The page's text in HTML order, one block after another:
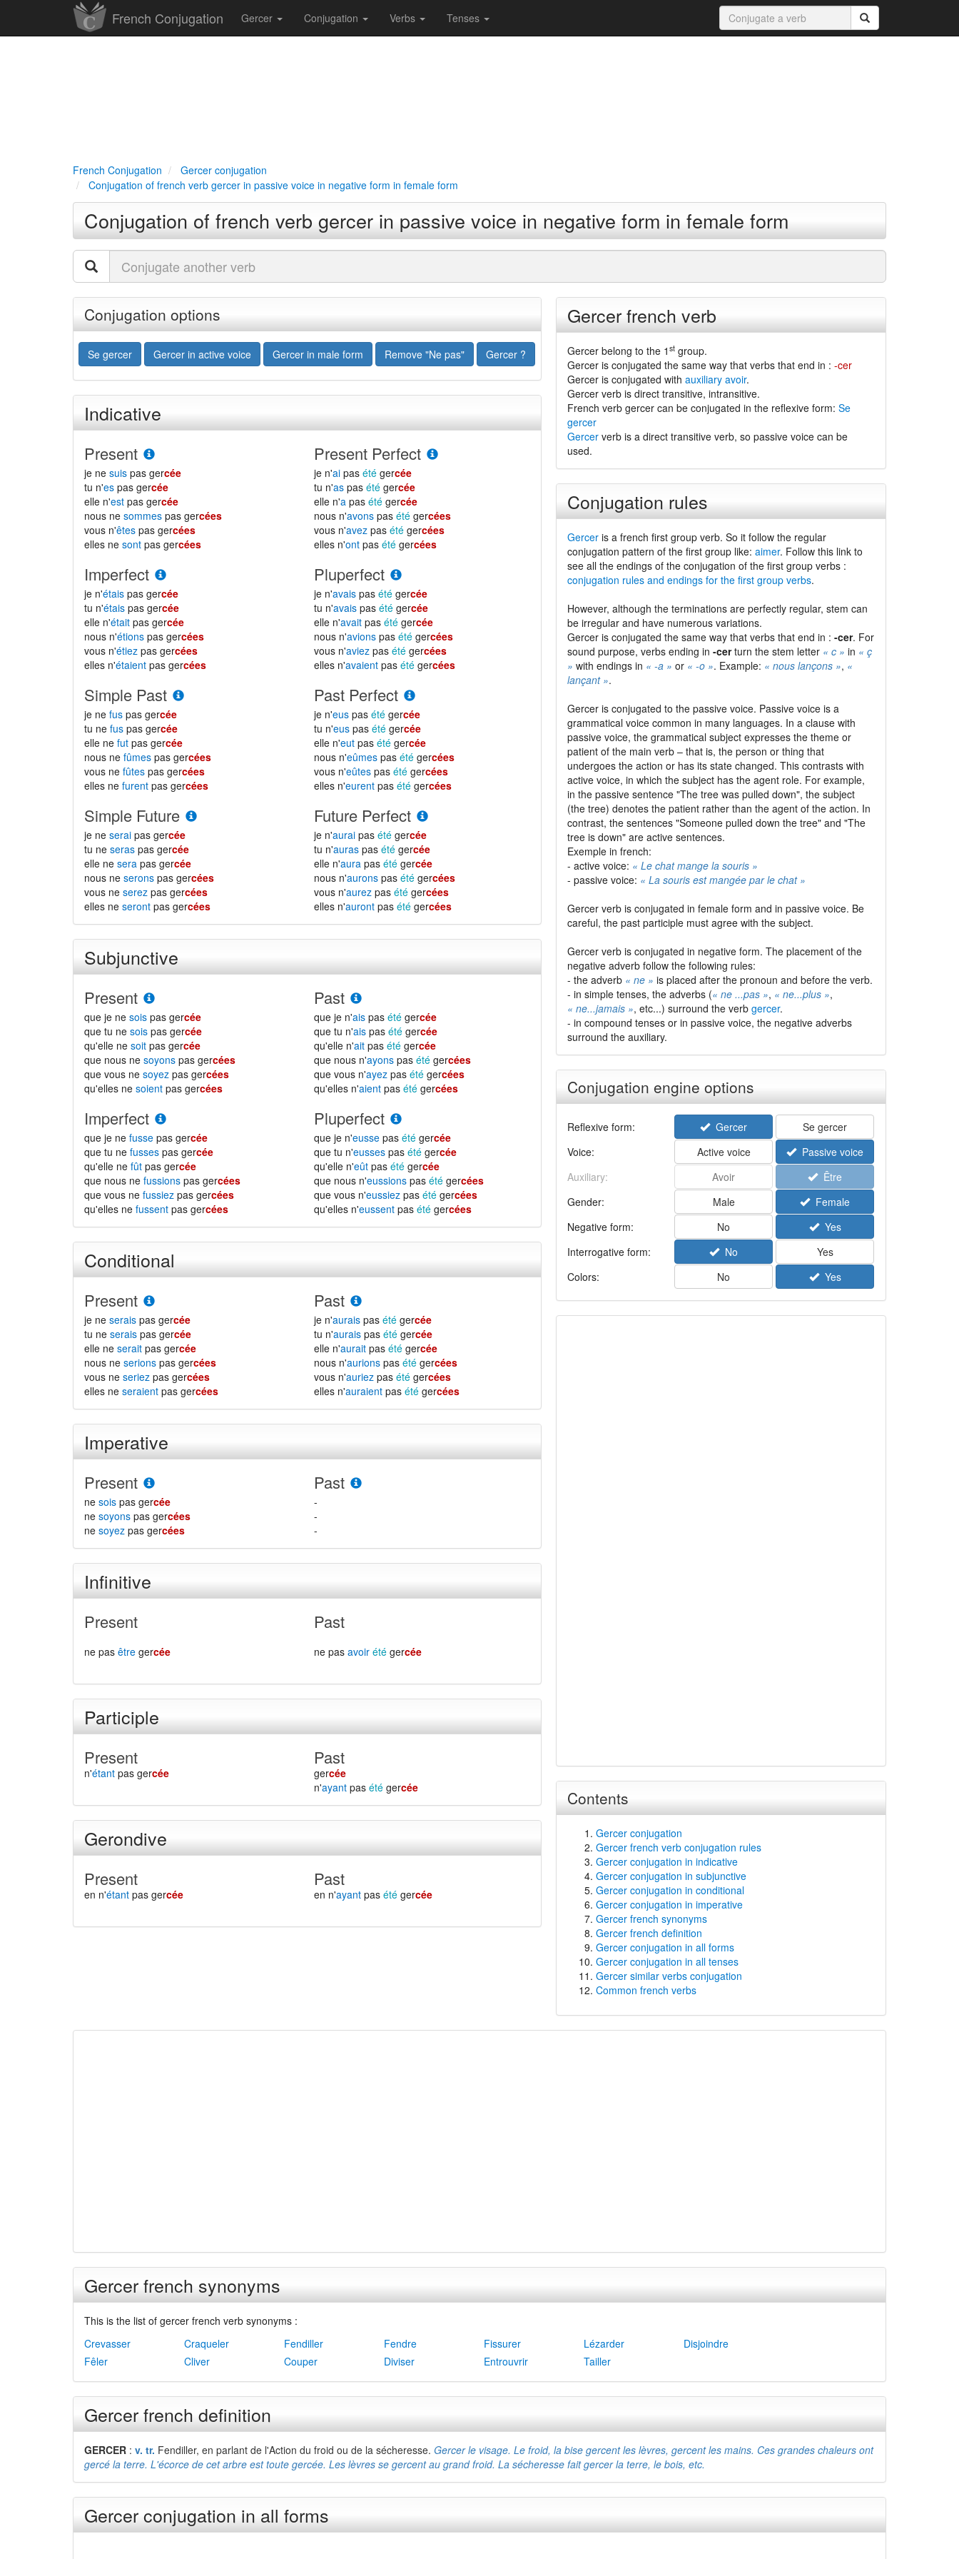
French Conjugation Gercer Conjugation Verbs Tenses
French Conjugation
Gercer conjugation
Conjugation of french verb gercer in passive voice in negative form in female form
Conjugation of french verb gercer in passive voice in negative form in female form
Conjugation options
Se gercer Gercer in active voice Gercer in male form Remove "Ne pas" Gercer ?
Indicative
Present
je ne suis pas gercée
tu n'es pas gercée
elle n'est pas gercée
nous ne sommes pas gercées
vous n'êtes pas gercées
elles ne sont pas gercées
Present Perfect
je n'ai pas été gercée
tu n'as pas été gercée
elle n'a pas été gercée
nous n'avons pas été gercées
vous n'avez pas été gercées
elles n'ont pas été gercées
Imperfect
je n'étais pas gercée
tu n'étais pas gercée
elle n'était pas gercée
nous n'étions pas gercées
vous n'étiez pas gercées
elles n'étaient pas gercées
Pluperfect
je n'avais pas été gercée
tu n'avais pas été gercée
elle n'avait pas été gercée
nous n'avions pas été gercées
vous n'aviez pas été gercées
elles n'avaient pas été gercées
Simple Past
je ne fus pas gercée
tu ne fus pas gercée
elle ne fut pas gercée
nous ne fûmes pas gercées
vous ne fûtes pas gercées
elles ne furent pas gercées
Past Perfect
je n'eus pas été gercée
tu n'eus pas été gercée
elle n'eut pas été gercée
nous n'eûmes pas été gercées
vous n'eûtes pas été gercées
elles n'eurent pas été gercées
Simple Future
je ne serai pas gercée
tu ne seras pas gercée
elle ne sera pas gercée
nous ne serons pas gercées
vous ne serez pas gercées
elles ne seront pas gercées
Future Perfect
je n'aurai pas été gercée
tu n'auras pas été gercée
elle n'aura pas été gercée
nous n'aurons pas été gercées
vous n'aurez pas été gercées
elles n'auront pas été gercées
Subjunctive
Present
que je ne sois pas gercée
que tu ne sois pas gercée
qu'elle ne soit pas gercée
que nous ne soyons pas gercées
que vous ne soyez pas gercées
qu'elles ne soient pas gercées
Past
que je n'ais pas été gercée
que tu n'ais pas été gercée
qu'elle n'ait pas été gercée
que nous n'ayons pas été gercées
que vous n'ayez pas été gercées
qu'elles n'aient pas été gercées
Imperfect
que je ne fusse pas gercée
que tu ne fusses pas gercée
qu'elle ne fût pas gercée
que nous ne fussions pas gercées
que vous ne fussiez pas gercées
qu'elles ne fussent pas gercées
Pluperfect
que je n'eusse pas été gercée
que tu n'eusses pas été gercée
qu'elle n'eût pas été gercée
que nous n'eussions pas été gercées
que vous n'eussiez pas été gercées
qu'elles n'eussent pas été gercées
Conditional
Present
je ne serais pas gercée
tu ne serais pas gercée
elle ne serait pas gercée
nous ne serions pas gercées
vous ne seriez pas gercées
elles ne seraient pas gercées
Past
je n'aurais pas été gercée
tu n'aurais pas été gercée
elle n'aurait pas été gercée
nous n'aurions pas été gercées
vous n'auriez pas été gercées
elles n'auraient pas été gercées
Imperative
Present
ne sois pas gercée
ne soyons pas gercées
ne soyez pas gercées
Past
-
-
-
Infinitive
Present
ne pas être gercée
Past
ne pasavoir été gercée
Participle
Present
n'étant pas gercée
Past
gercée
n'ayant pas été gercée
Gerondive
Present
en n'étant pas gercée
Past
en n'ayant pas été gercée
Gercer french verb
Gercer belong to the 1 stgroup.
Gercer is conjugated the same way that verbs that end in : -cer
Gercer is conjugated with auxiliary avoir.
Gercer verb is direct transitive, intransitive.
French verb gercer can be conjugated in the reflexive form: Se
gercer
Gercerverb is a direct transitive verb, so passive voice can be
used.
Conjugation rules
Gerceris a french first group verb. So it follow the regular
conjugation pattern of the first group like: aimer. Follow this link to
see all the endings of the conjugation of the first group verbs :
conjugation rules and endings for the first group verbs.
However, although the terminations are perfectly regular, stem can
be irregular and have numerous variations.
Gercer is conjugated the same way that verbs that end in : -cer. For
sound purpose, verbs ending in -certurn the stem letter « c » in « ç
» with endings in « -a » or « -o ». Example: « nous lançons », «
lançant ».
Gercer is conjugated to the passive voice. Passive voice is a
grammatical voice common in many languages. In a clause with
passive voice, the grammatical subject expresses the theme or
patient of the main verb – that is, the person or thing that
undergoes the action or has its state changed. This contrasts with
active voice, in which the subject has the agent role. For example,
in the passive sentence "The tree was pulled down", the subject
(the tree) denotes the patient rather than the agent of the action. In
contrast, the sentences "Someone pulled down the tree" and "The
tree is down" are active sentences.
Exemple in french:
- active voice: « Le chat mange la souris »
- passive voice: « La souris est mangée par le chat »
Gercer verb is conjugated in female form and in passive voice. Be
careful, the past participle must agree with the subject.
Gercer verb is conjugated in negative form. The placement of the
negative adverb follow the following rules:
- the adverb « ne » is placed after the pronoun and before the verb.
- in simple tenses, the adverbs (« ne ...pas », « ne...plus »,
« ne...jamais », etc...) surround the verb gercer.
- in compound tenses or in passive voice, the negative adverbs
surround the auxiliary.
Conjugation engine options
Reflexive form: Gercer
Se gercer
Voice:
Active voice
Passive voice
Auxiliary:
Avoir
Être
Gender:
Male
Female
Negative form:
No
Yes
Interrogative form:
No
Yes
Colors:
No Yes
Contents
Gercer conjugation
Gercer french verb conjugation rules
Gercer conjugation in indicative
Gercer conjugation in subjunctive
Gercer conjugation in conditional
Gercer conjugation in imperative
Gercer french synonyms
Gercer french definition
Gercer conjugation in all forms
Gercer conjugation in all tenses
Gercer similar verbs conjugation
Common french verbs
Gercer french synonyms
This is the list of gercer french verb synonyms :
Crevasser
Craqueler Fendiller Fendre Fissurer Lézarder
Disjoindre
Fêler
Cliver Couper Diviser Entrouvrir Tailler
Gercer french definition
GERCER : v. tr. Fendiller, en parlant de l'Action du froid ou de la sécheresse. Gercer le visage. Le froid, la bise gercent les lèvres, gercent les mains. Ces grandes chaleurs ont
gercé la terre. L'écorce de cet arbre est toute gercée. Les lèvres se gercent au grand froid. La sécheresse fait gercer la terre, le bois, etc.
Gercer conjugation in all forms